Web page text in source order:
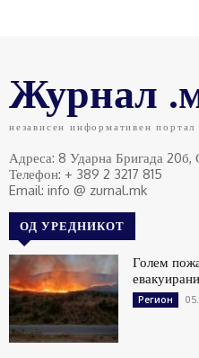
Журнал
независен информативен портал
Адреса: 8 Ударна Бригада 20б,
Телефон: + 389 2 3217 815
Email: info @ zurnal.mk
ОД УРЕДНИКОТ
Голем
Регион